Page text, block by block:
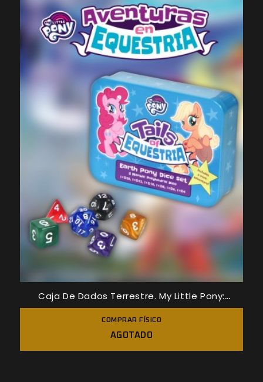
Caja De Dados Terrestre. My Little Pony:
Aventuras En Equestria.
COMPRAR FÍSICO
AGOTADO